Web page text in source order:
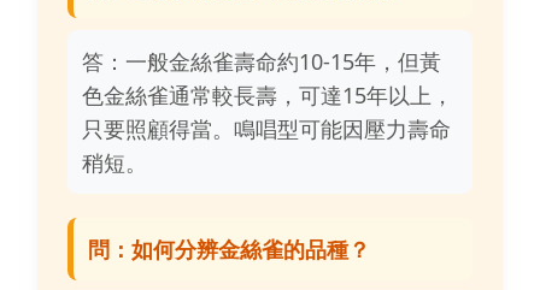
答：一般金絲雀壽命約10-15年，但黃
色金絲雀通常較長壽，可達15年以上，
只要照顧得當。鳴唱型可能因壓力壽命
稍短。
問：如何分辨金絲雀的品種？